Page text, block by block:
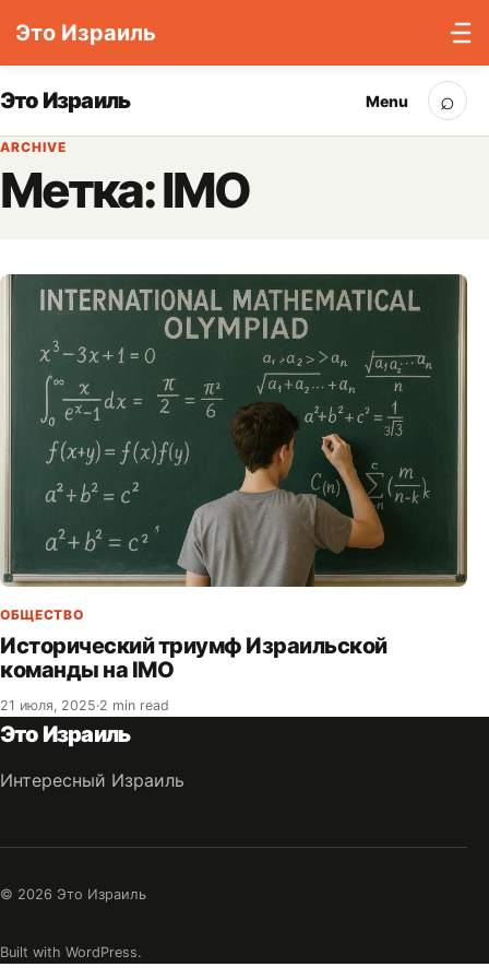
Это Израиль
Это Израиль Menu ⌕
ARCHIVE
Метка:IMO
ОБЩЕСТВО
Исторический триумф Израильской
команды на IMO
21 июля, 2025·2 min read
Это Израиль
Интересный Израиль
© 2026 Это Израиль
Built with WordPress.